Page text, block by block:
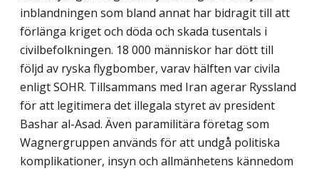
inblandningen som bland annat har bidragit till att
förlänga kriget och döda och skada tusentals i
civilbefolkningen. 18 000 människor har dött till
följd av ryska flygbomber, varav hälften var civila
enligt SOHR. Tillsammans med Iran agerar Ryssland
för att legitimera det illegala styret av president
Bashar al-Asad. Även paramilitära företag som
Wagnergruppen används för att undgå politiska
komplikatio­ner, insyn och allmänhetens kännedom